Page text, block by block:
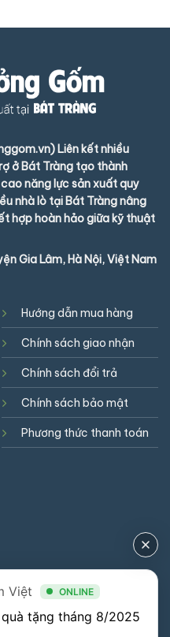
Liên kết nhiều
ở Bát Tràng tạo thành
năng lực sản xuất quy
nhà lò tại Bát Tràng nâng
hợp hoàn hảo giữa kỹ thuật
Gia Lâm, Hà Nội, Việt Nam
Hướng dẫn mua hàng
Chính sách giao nhận
Chính sách đổi trả
Chính sách bảo mật
Phương thức thanh toán
Việt ONLINE
tặng tháng 8/2025